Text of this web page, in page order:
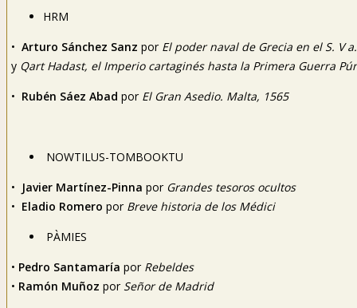
HRM
• Arturo Sánchez Sanz por El poder naval de Grecia en el S. V
y Qart Hadast, el Imperio cartaginés hasta la Primera Guerra
• Rubén Sáez Abad por El Gran Asedio. Malta, 1565
NOWTILUS-TOMBOOKTU
• Javier Martínez-Pinna por Grandes tesoros ocultos
• Eladio Romero por Breve historia de los Médici
PÀMIES
• Pedro Santamaría por Rebeldes
• Ramón Muñoz por Señor de Madrid